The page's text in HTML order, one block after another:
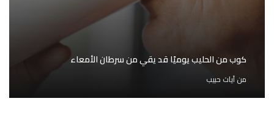
كوب من الحليب يوميًا قد يقي من سرطان الأمعاء
منآيات حبيب